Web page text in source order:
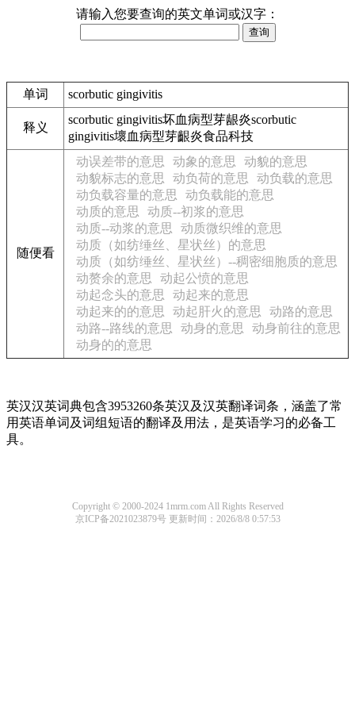
请输入您要查询的英文单词或汉字：
单词 scorbutic gingivitis
释义
scorbutic gingivitis坏血病型芽龈炎scorbutic
gingivitis壞血病型芽齦炎食品科技
随便看
动误差带的意思 动象的意思
动貌的意思
动貌标志的意思
动负荷的意思
动负载的意思
动负载容量的意思
动负载能的意思
动质的意思
动质--初浆的意思
动质--动浆的意思
动质微织维的意思
动质（如纺缍丝、星状丝）的意思
动质（如纺缍丝、星状丝）--稠密细胞质的意思
动赘余的意思
动起公愤的意思
动起念头的意思
动起来的意思
动起来的的意思
动起肝火的意思
动路的意思
动路--路线的意思
动身的意思
动身前往的意思
动身的的意思
英汉汉英词典包含3953260条英汉及汉英翻译词条，涵盖了常
用英语单词及词组短语的翻译及用法，是英语学习的必备工
具。
Copyright © 2000-2024 1mrm.com All Rights Reserved
京ICP备2021023879号 更新时间：2026/8/8 0:57:53